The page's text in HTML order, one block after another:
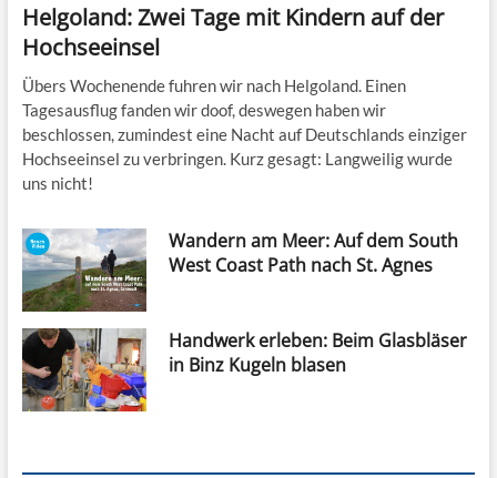
Helgoland: Zwei Tage mit Kindern auf der
Hochseeinsel
Übers Wochenende fuhren wir nach Helgoland. Einen
Tagesausflug fanden wir doof, deswegen haben wir
beschlossen, zumindest eine Nacht auf Deutschlands einziger
Hochseeinsel zu verbringen. Kurz gesagt: Langweilig wurde
uns nicht!
Wandern am Meer: Auf dem South
West Coast Path nach St. Agnes
Handwerk erleben: Beim Glasbläser
in Binz Kugeln blasen